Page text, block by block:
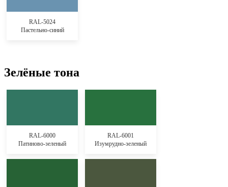
RAL-5024
Пастельно-синий
Зелёные тона
RAL-6000
Патиново-зеленый
RAL-6001
Изумрудно-зеленый